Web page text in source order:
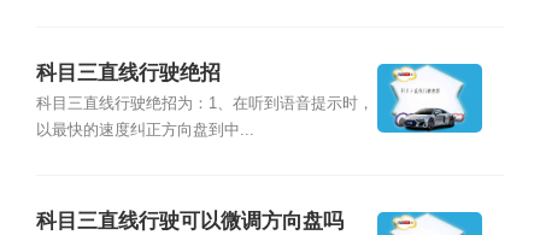
科目三直线行驶绝招
科目三直线行驶绝招为：1、在听到语音提示时，
以最快的速度纠正方向盘到中...
科目三直线行驶可以微调方向盘吗